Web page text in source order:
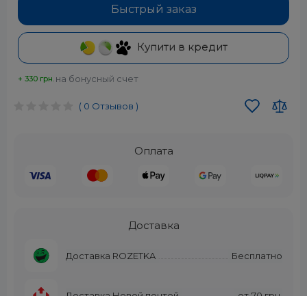
( 0 Отзывов )
Оплата
Доставка
Доставка ROZETKA Бесплатно
Быстрый заказ
Купити в кредит
+ 330 грн. на бонусный счет